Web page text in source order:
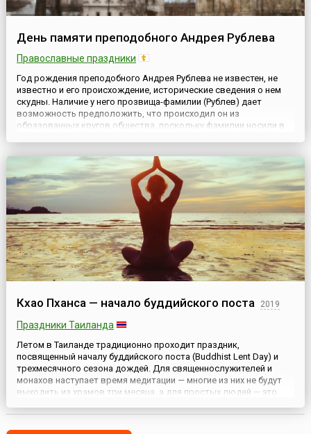
День памяти преподобного Андрея Рублева
Православные праздники
Год рождения преподобного Андрея Рублева не известен, не
известно и его происхождение, исторические сведения о нем
скудны. Наличие у него прозвища-фамилии (Рублев) дает
возможность предположить, что происходил он из
образованных кругов общества, поскольку фамилии носили в
преподобного Ан...
Кхао Пханса — начало буддийского поста 2019
Праздники Таиланда
Летом в Таиланде традиционно проходит праздник,
посвященный началу буддийского поста (Buddhist Lent Day) и
трехмесячного сезона дождей. Для священнослужителей и
монахов наступает время медитации — многие из них не будут
выходить из храмов три месяца, а для простых людей — это
Мирянами изготавливаются витые и фигурные свечи, и они
дарятся в...